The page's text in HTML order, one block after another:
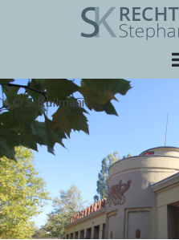
© S. Kullmann